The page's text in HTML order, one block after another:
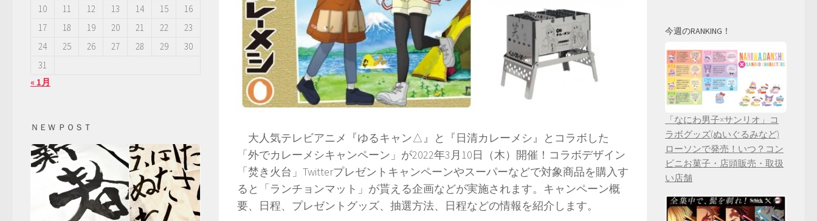
大人気テレビアニメ『ゆるキャン△』と『日清カレーメシ』とコラボした
「外でカレーメシキャンペーン」が2022年3月10日（木）開催！コラボデザイン
「焚き火台」Twitterプレゼントキャンペーンやスーパーなどで対象商品を購入す
ると「ランチョンマット」が貰える企画などが実施されます。キャンペーン概
要、日程、プレゼントグッズ、抽選方法、日程などの情報を紹介します。
10
11 12 13 14 15
16
17
18 19 20 21 22
23
24
25 26 27 28 29
30
31
« 1月
ＮＥＷ ＰＯＳＴ
今週のRANKING！
「なにわ男子×サンリオ」コ
ラボグッズ(ぬいぐるみなど)
ローソンで発売！いつ？コン
ビニお菓子・店頭販売・取扱
い店舗